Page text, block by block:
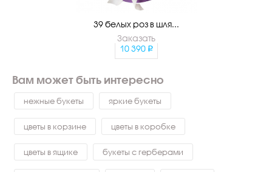
39 белых роз в шля...
Заказать
10 390
Вам может быть интересно
нежные букеты яркие букеты
цветы в корзине цветы в коробке
цветы в ящике букеты с герберами